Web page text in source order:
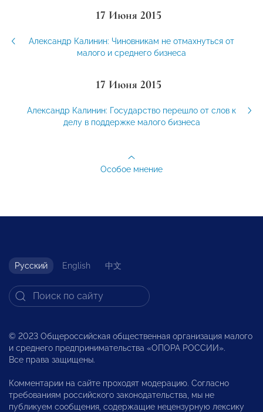
17 Июня 2015
Александр Калинин: Чиновникам не отмахнуться от
малого и среднего бизнеса
17 Июня 2015
Александр Калинин: Государство перешло от слов к
делу в поддержке малого бизнеса
Особое мнение
Русский English 中文
© 2023 Общероссийская общественная организация малого
и среднего предпринимательства «ОПОРА РОССИИ».
Все права защищены.
Комментарии на сайте проходят модерацию. Согласно
требованиям российского законодательства, мы не
публикуем сообщения, содержащие нецензурную лексику